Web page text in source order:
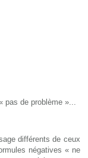
pas de problème »...
différents de ceux
négatives « ne